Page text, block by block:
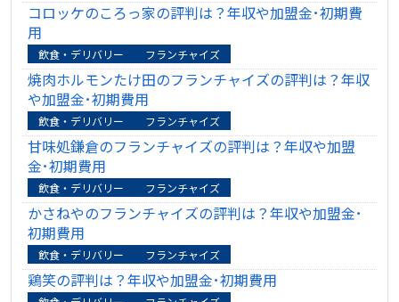
コロッケのころっ家の評判は？年収や加盟金･初期費
用
飲食・デリバリー フランチャイズ
焼肉ホルモンたけ田のフランチャイズの評判は？年収
や加盟金･初期費用
飲食・デリバリー フランチャイズ
甘味処鎌倉のフランチャイズの評判は？年収や加盟
金･初期費用
飲食・デリバリー フランチャイズ
かさねやのフランチャイズの評判は？年収や加盟金･
初期費用
飲食・デリバリー フランチャイズ
鶏笑の評判は？年収や加盟金･初期費用